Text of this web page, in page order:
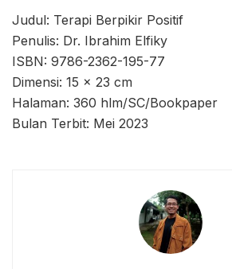
Judul: Terapi Berpikir Positif
Penulis: Dr. Ibrahim Elfiky
ISBN: 9786-2362-195-77
Dimensi: 15 x 23 cm
Halaman: 360 hlm/SC/Bookpaper
Bulan Terbit: Mei 2023